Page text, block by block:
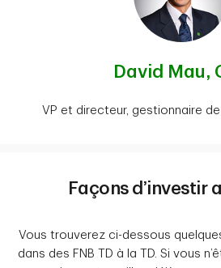
David Mau,
VP et directeur, gestionnaire
Façons d’investir
Vous trouverez ci-dessous
dans des FNB TD à la TD. Si vous